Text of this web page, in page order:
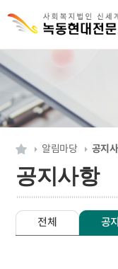
알림마당 공지
공지사항
전체 공지